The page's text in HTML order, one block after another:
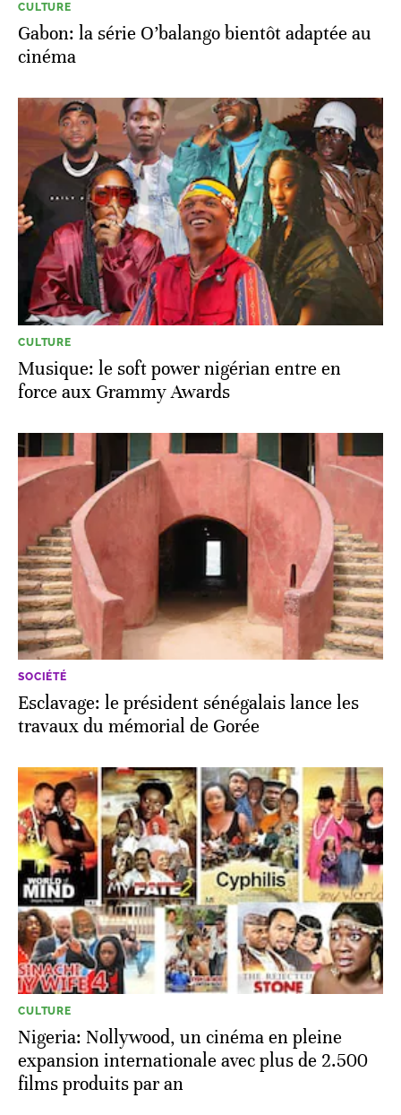
CULTURE
Gabon: la série O’balango bientôt adaptée au
cinéma
CULTURE
Musique: le soft power nigérian entre en
force aux Grammy Awards
SOCIÉTÉ
Esclavage: le président sénégalais lance les
travaux du mémorial de Gorée
CULTURE
Nigeria: Nollywood, un cinéma en pleine
expansion internationale avec plus de 2.500
films produits par an